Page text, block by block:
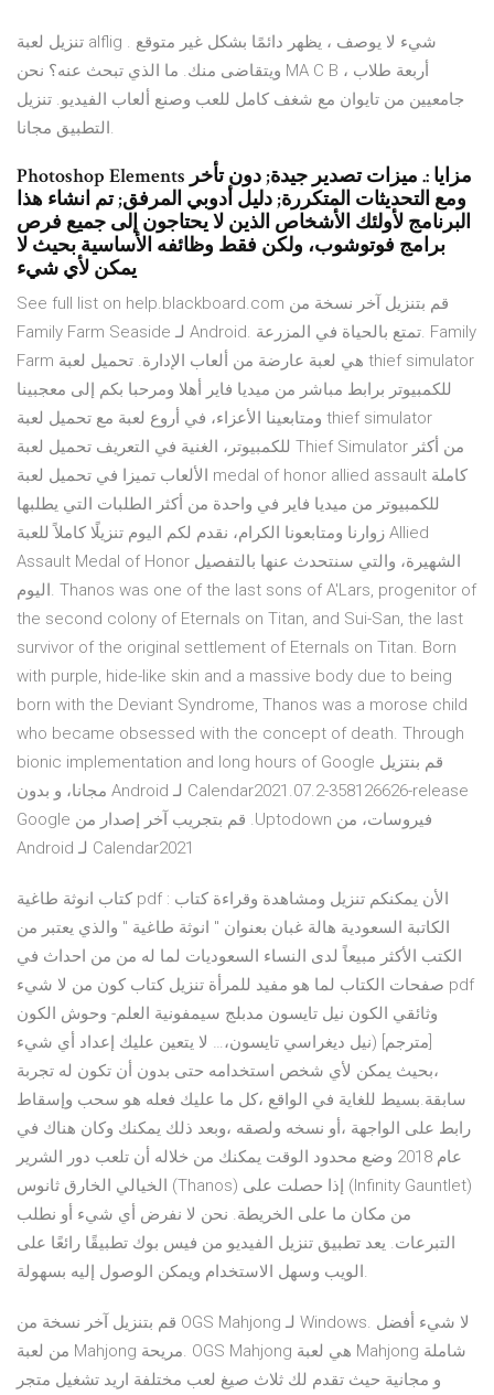
تنزيل لعبة alflig . شيء لا يوصف ، يظهر دائمًا بشكل غير متوقع
ويتقاضى منك. ما الذي تبحث عنه؟ نحن MA C B ، أربعة طلاب
جامعيين من تايوان مع شغف كامل للعب وصنع ألعاب الفيديو. تنزيل
التطبيق مجانا.
Photoshop Elements مزايا :. ميزات تصدير جيدة; دون تأخر
ومع التحديثات المتكررة; دليل أدوبي المرفق; تم انشاء هذا
البرنامج لأولئك الأشخاص الذين لا يحتاجون إلى جميع فرص
برامج فوتوشوب، ولكن فقط وظائفه الأساسية بحيث لا
يمكن لأي شيء
See full list on help.blackboard.com قم بتنزيل آخر نسخة من
Family Farm Seaside لـ Android. تمتع بالحياة في المزرعة. Family
Farm هي لعبة عارضة من ألعاب الإدارة. تحميل لعبة thief simulator
للكمبيوتر برابط مباشر من ميديا فاير أهلا ومرحبا بكم إلى معجبينا
ومتابعينا الأعزاء، في أروع لعبة مع تحميل لعبة thief simulator
للكمبيوتر، الغنية في التعريف تحميل لعبة Thief Simulator من أكثر
الألعاب تميزا في تحميل لعبة medal of honor allied assault كاملة
للكمبيوتر من ميديا فاير في واحدة من أكثر الطلبات التي يطلبها
زوارنا ومتابعونا الكرام، نقدم لكم اليوم تنزيلًا كاملاً للعبة Allied
Assault Medal of Honor الشهيرة، والتي سنتحدث عنها بالتفصيل
اليوم. Thanos was one of the last sons of A'Lars, progenitor of
the second colony of Eternals on Titan, and Sui-San, the last
survivor of the original settlement of Eternals on Titan. Born
with purple, hide-like skin and a massive body due to being
born with the Deviant Syndrome, Thanos was a morose child
who became obsessed with the concept of death. Through
bionic implementation and long hours of ‫قم بنتزيل Google
Calendar2021.07.2-358126626-release لـ Android مجانا، و بدون
فيروسات، من Uptodown. قم بتجريب آخر إصدار من Google
Calendar2021 لـ Android
كتاب انوثة طاغية pdf : الأن يمكنكم تنزيل ومشاهدة وقراءة كتاب
الكاتبة السعودية هالة غبان بعنوان " انوثة طاغية " والذي يعتبر من
الكتب الأكثر مبيعاً لدى النساء السعوديات لما له من من احداث في
صفحات الكتاب لما هو مفيد للمرأة تنزيل كتاب كون من لا شيء pdf
وثائقي الكون نيل تايسون مدبلج سيمفونية العلم- وحوش الكون
[مترجم] (نيل ديغراسي تايسون،… لا يتعين عليك إعداد أي شيء
،بحيث يمكن لأي شخص استخدامه حتى بدون أن تكون له تجربة
سابقة.بسيط للغاية في الواقع ،كل ما عليك فعله هو سحب وإسقاط
رابط على الواجهة ،أو نسخه ولصقه ،وبعد ذلك يمكنك وكان هناك في
عام 2018 وضع محدود الوقت يمكنك من خلاله أن تلعب دور الشرير
الخيالي الخارق ثانوس (Thanos) إذا حصلت على (Infinity Gauntlet)
من مكان ما على الخريطة. نحن لا نفرض أي شيء أو نطلب
التبرعات. يعد تطبيق تنزيل الفيديو من فيس بوك تطبيقًا رائعًا على
الويب وسهل الاستخدام ويمكن الوصول إليه بسهولة.
قم بتنزيل آخر نسخة من OGS Mahjong لـ Windows. لا شيء أفضل
من لعبة Mahjong مريحة. OGS Mahjong هي لعبة Mahjong شاملة
و مجانية حيث تقدم لك ثلاث صيغ لعب مختلفة اريد تشغيل متجر